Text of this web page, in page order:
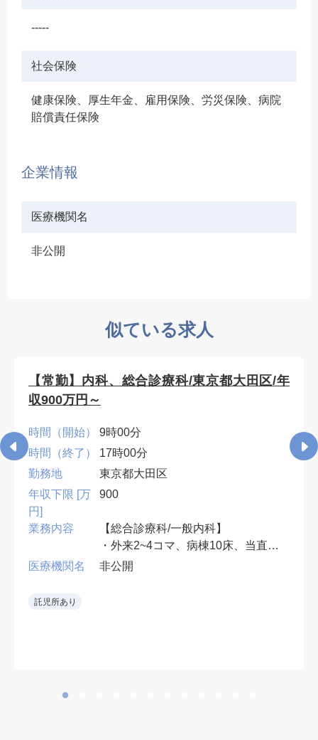
-----
社会保険
健康保険、厚生年金、雇用保険、労災保険、病院
賠償責任保険
企業情報
医療機関名
非公開
似ている求人
【常勤】内科、総合診療科/東京都大田区/年
収900万円～
時間（開始）
9時00分
時間（終了）
17時00分
勤務地
東京都大田区
年収下限 [万
円]
900
業務内容
【総合診療科/一般内科】
・外来2~4コマ、病棟10床、当直無
可、早番遅番有
医療機関名 非公開
託児所あり